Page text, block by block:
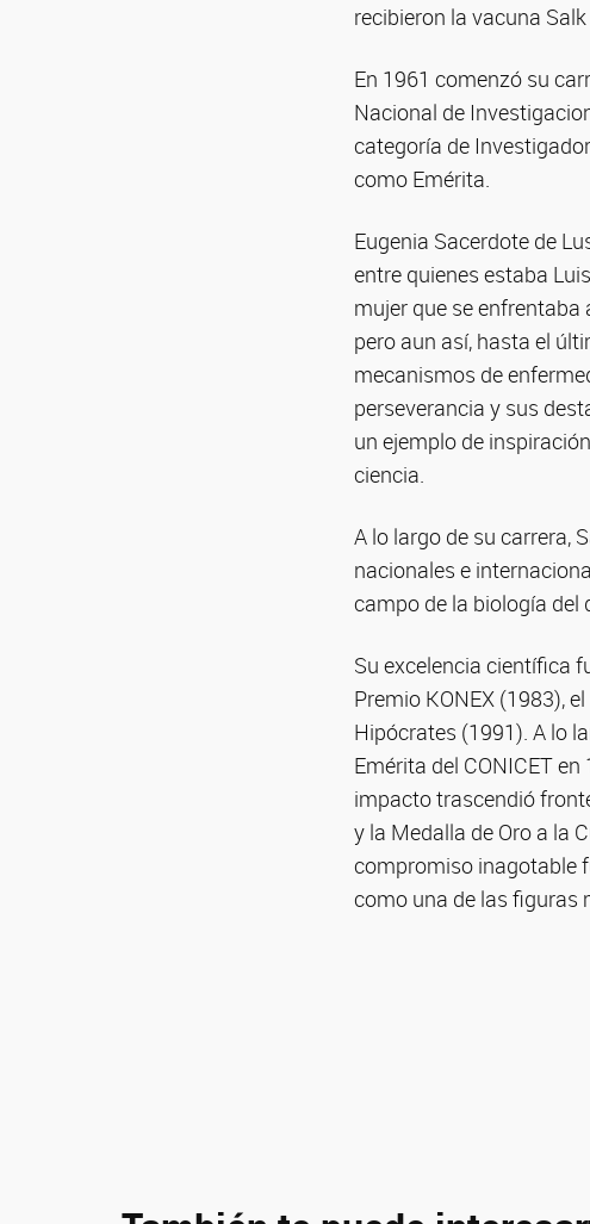
recibieron la vacuna
En 1961 comenzó su
Nacional de
categoría de
como Emérita.
Eugenia Sacerdote de
entre quienes estaba
mujer que se enfrentaba
pero aun así, hasta el
mecanismos de
perseverancia y sus
un ejemplo de
ciencia.
A lo largo de su carrera,
nacionales e
campo de la biología del
Su excelencia científica
Premio KONEX (1983),
Hipócrates (1991). A lo
Emérita del CONICET
impacto trascendió
y la Medalla de Oro a la
compromiso inagotable
como una de las figuras